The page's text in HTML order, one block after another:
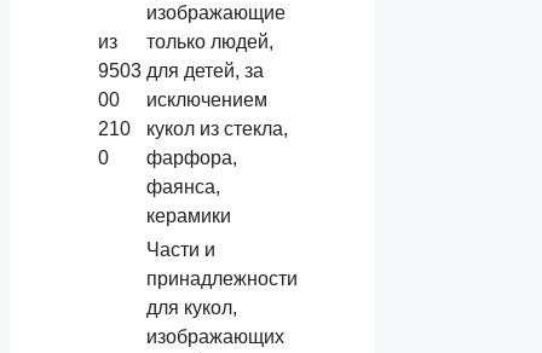
из
9503
00
210
0
изображающие
только людей,
для детей, за
исключением
кукол из стекла,
фарфора,
фаянса,
керамики
Части и
принадлежности
для кукол,
изображающих